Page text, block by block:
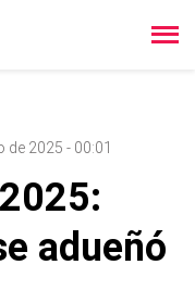
de 2025 - 00:01
adueñó